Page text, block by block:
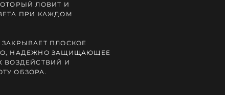
ЛОВИТ И
ПРИ КАЖДОМ
ПЛОСКОЕ
НАДЕЖНО ЗАЩИЩАЮЩЕЕ
ВОЗДЕЙСТВИЙ И
ОБЗОРА.